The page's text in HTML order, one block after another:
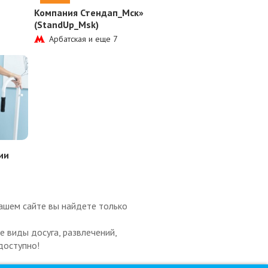
Компания Стендап_Мск»
(StandUp_Msk)
Арбатская и еще 7
сайте вы найдете только
досуга, развлечений,